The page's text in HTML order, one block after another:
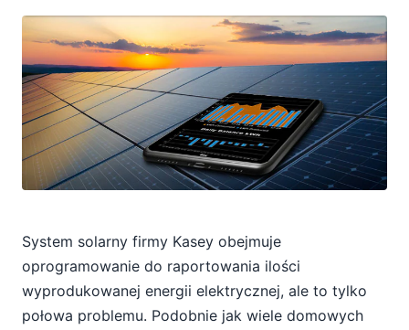
System solarny firmy Kasey obejmuje
oprogramowanie do raportowania ilości
wyprodukowanej energii elektrycznej, ale to tylko
połowa problemu. Podobnie jak wiele domowych